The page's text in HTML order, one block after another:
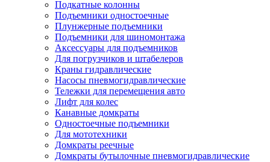
Подкатные колонны
Подъемники одностоечные
Плунжерные подъемники
Подъемники для шиномонтажа
Аксессуары для подъемников
Для погрузчиков и штабелеров
Краны гидравлические
Насосы пневмогидравлические
Тележки для перемещения авто
Лифт для колес
Канавные домкраты
Одностоечные подъемники
Для мототехники
Домкраты реечные
Домкраты бутылочные пневмогидравлические